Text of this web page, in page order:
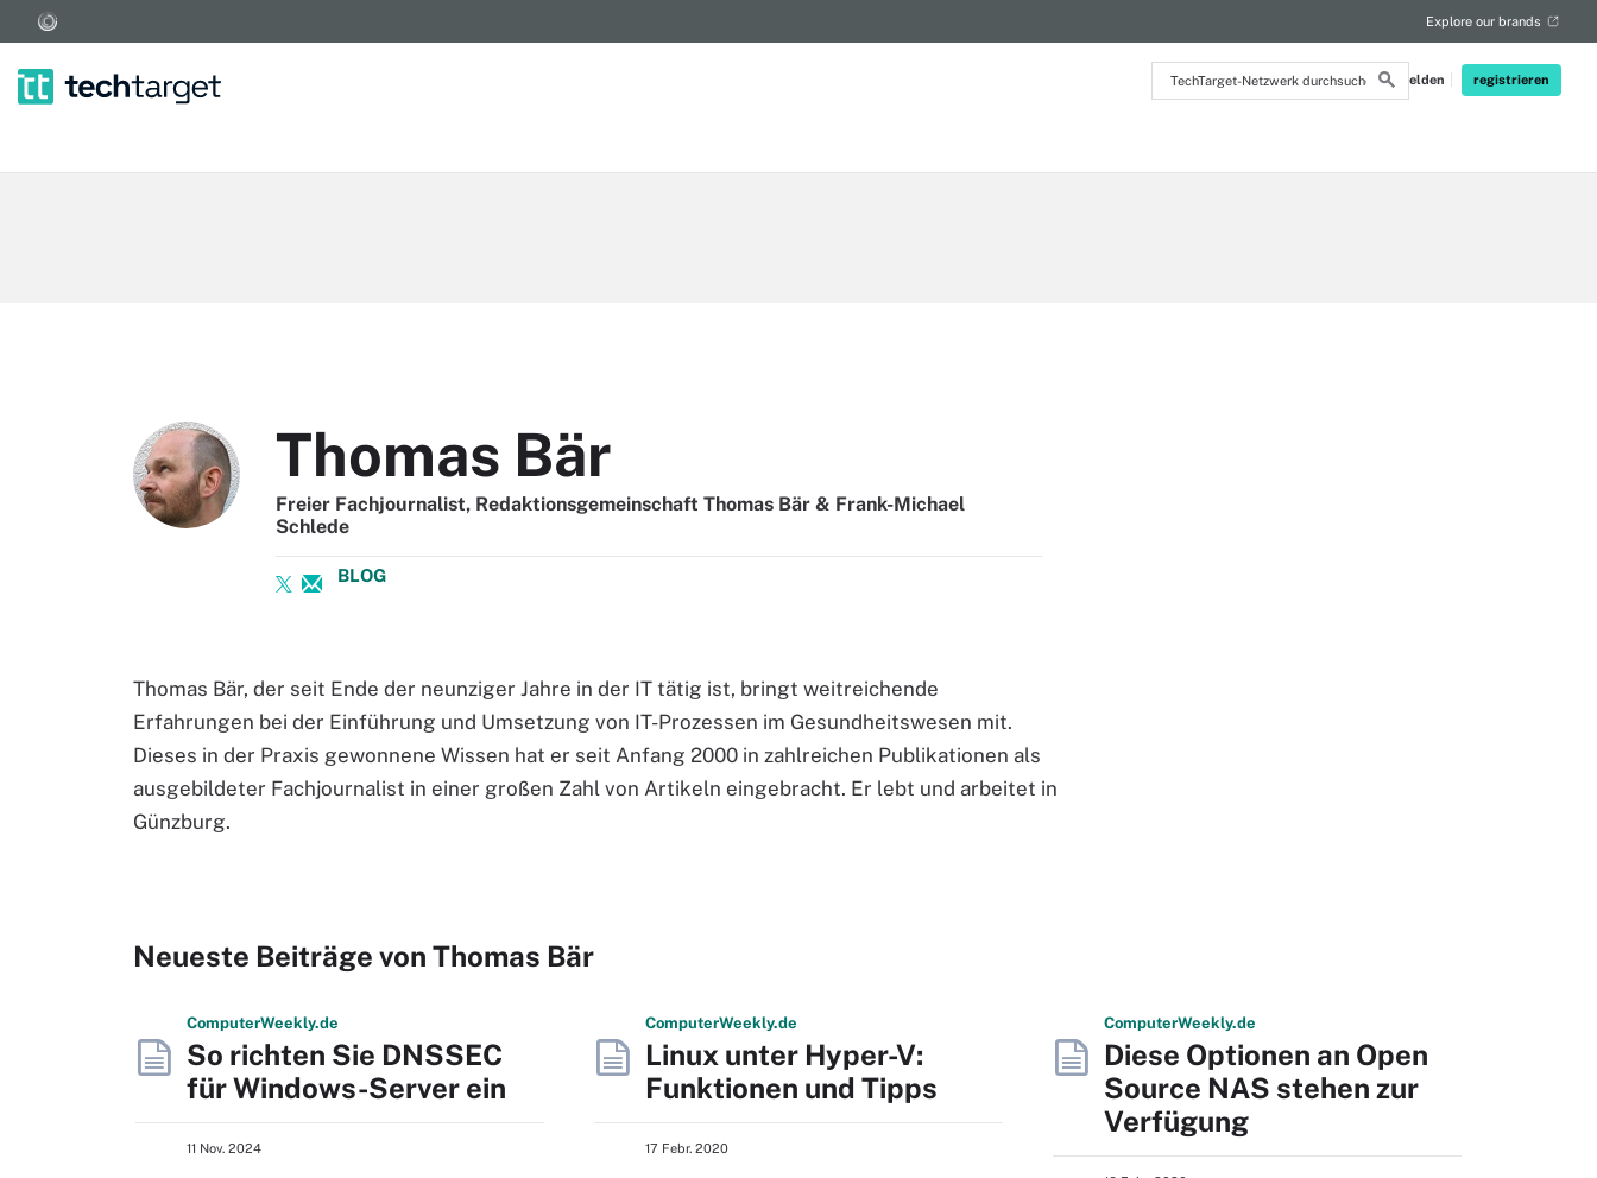
TechTarget-
Netzwerk
Anmelden registrieren
Explore our brands
Thomas Bär
Freier Fachjournalist, Redaktionsgemeinschaft Thomas Bär & Frank-Michael
Schlede
BLOG
Thomas Bär, der seit Ende der neunziger Jahre in der IT tätig ist, bringt weitreichende
Erfahrungen bei der Einführung und Umsetzung von IT-Prozessen im Gesundheitswesen mit.
Dieses in der Praxis gewonnene Wissen hat er seit Anfang 2000 in zahlreichen Publikationen als
ausgebildeter Fachjournalist in einer großen Zahl von Artikeln eingebracht. Er lebt und arbeitet in
Günzburg.
Neueste Beiträge von Thomas Bär
ComputerWeekly.de
So richten Sie DNSSEC
für Windows-Server ein
11 Nov. 2024
ComputerWeekly.de
Linux unter Hyper-V:
Funktionen und Tipps
17 Febr. 2020
ComputerWeekly.de
Diese Optionen an Open
Source NAS stehen zur
Verfügung